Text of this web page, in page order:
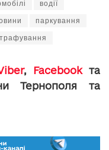
водії
паркування
, Facebookта
Тернополя та